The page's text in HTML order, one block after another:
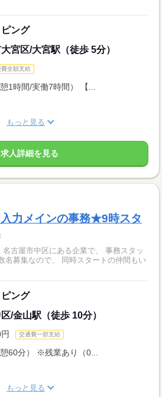
ング
宮区/大宮駅（徒歩 5分）
費全額支給
1時間/実働7時間） 【...
もっと見る
求人詳細を見る
入力メインの事務★9時スタ
ング
/金山駅（徒歩 10分）
交通費一部支給
60分） ※残業あり（0...
もっと見る